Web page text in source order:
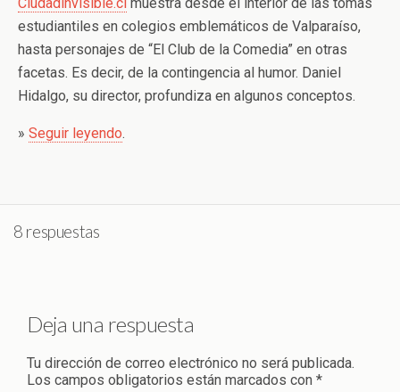
estudiantiles en colegios emblemáticos de Valparaíso,
hasta personajes de “El Club de la Comedia” en otras
facetas. Es decir, de la contingencia al humor. Daniel
Hidalgo, su director, profundiza en algunos conceptos.
» Seguir leyendo.
8 respuestas
Deja una respuesta
Tu dirección de correo electrónico no será publicada.
Los campos obligatorios están marcados con *